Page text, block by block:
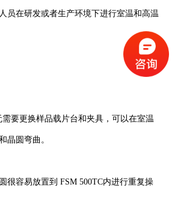
员在研发或者生产环境下进行室温和高温
需要更换样品载片台和夹具，可以在室温
晶圆弯曲。
很容易放置到 FSM 500TC内进行重复操